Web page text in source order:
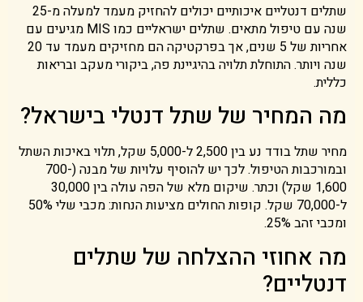
שתלים דנטליים איכותיים יכולים להחזיק מעמד למעלה מ-25
שנה עם טיפול מתאים. שתלים ישראליים כמו MIS מגיעים עם
אחריות של 5 שנים, אך בפרקטיקה הם מחזיקים מעמד עד 20
שנה ויותר. התוחלת תלויה בהיגיינת פה, ביקורי מעקב ובריאות
כללית.
מה המחיר של שתל דנטלי בישראל?
מחיר שתל בודד נע בין 2,500 ל-5,000 שקל, תלוי באיכות השתל
ובמורכבות הטיפול. לכך יש להוסיף עלויות של מבנה (700-
1,600 שקל) וכתר. שיקום מלא של הפה עולה בין 30,000
ל-70,000 שקל. קופות החולים מציעות הנחות: מכבי שלי 50%
ומכבי זהב 25%.
מה אחוזי ההצלחה של שתלים
דנטליים?